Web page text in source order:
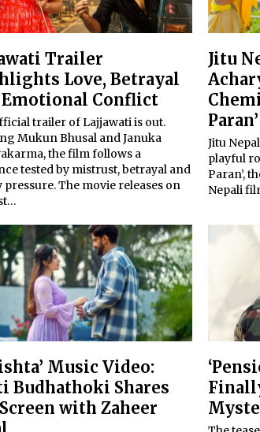
Trailer
Love, Betrayal
Emotional Conflict
trailer of Lajjawati is out.
Mukun Bhusal and Januka
the film follows a
tested by mistrust, betrayal and
The movie releases on
Jitu
Jitu
playful
Paran’,
Nepali
Music Video:
Budhathoki Shares
with Zaheer